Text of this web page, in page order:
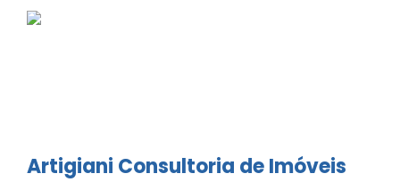
Artigiani Consultoria de Imóveis